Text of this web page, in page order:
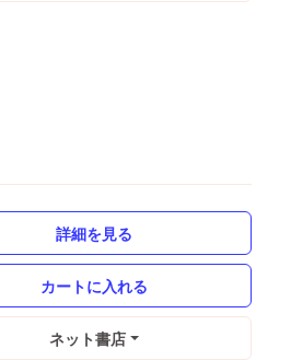
詳細を見る
ネット書店